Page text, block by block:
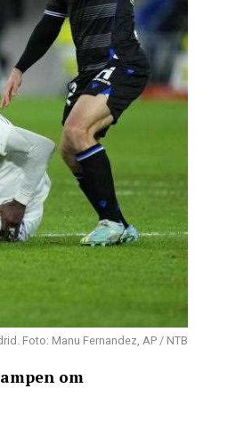
Foto: Manu Fernandez, AP / NTB
om